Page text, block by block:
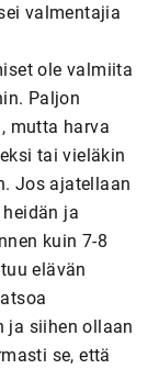
valmentajia
ole valmiita
Paljon
mutta harva
tai vieläkin
Jos ajatellaan
ja
kuin 7-8
elävän
ja siihen ollaan
se, että